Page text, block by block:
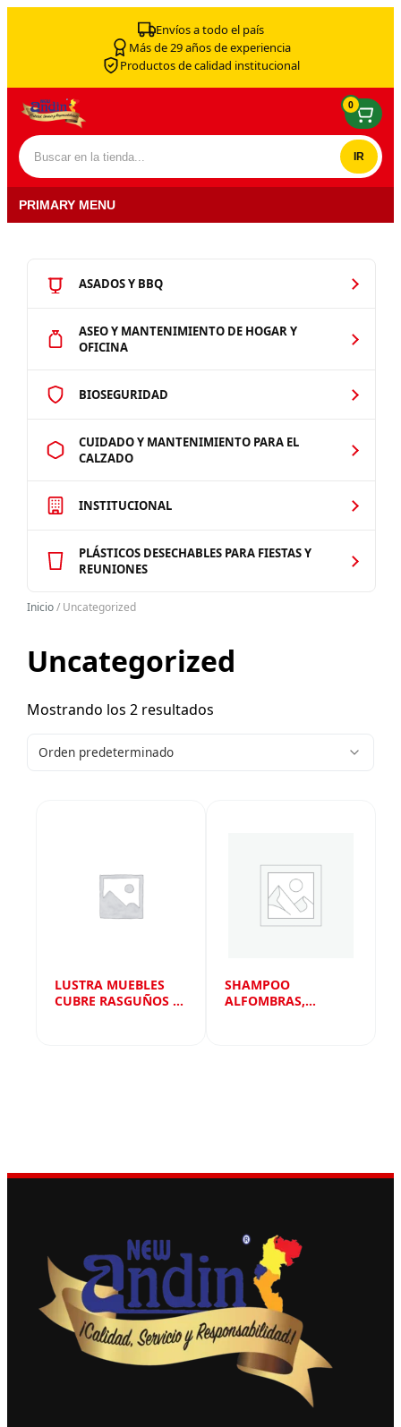
Envíos a todo el país
Más de 29 años de experiencia
Productos de calidad institucional
Buscar por:
0
PRIMARY MENU
ASADOS Y BBQ
ASEO Y MANTENIMIENTO DE HOGAR Y
OFICINA
BIOSEGURIDAD
CUIDADO Y MANTENIMIENTO PARA EL
CALZADO
INSTITUCIONAL
PLÁSTICOS DESECHABLES PARA FIESTAS Y
REUNIONES
Inicio/ Uncategorized
Uncategorized
Mostrando los 2 resultados
LUSTRA MUEBLES
CUBRE RASGUÑOS X
SHAMPOO
ALFOMBRAS,